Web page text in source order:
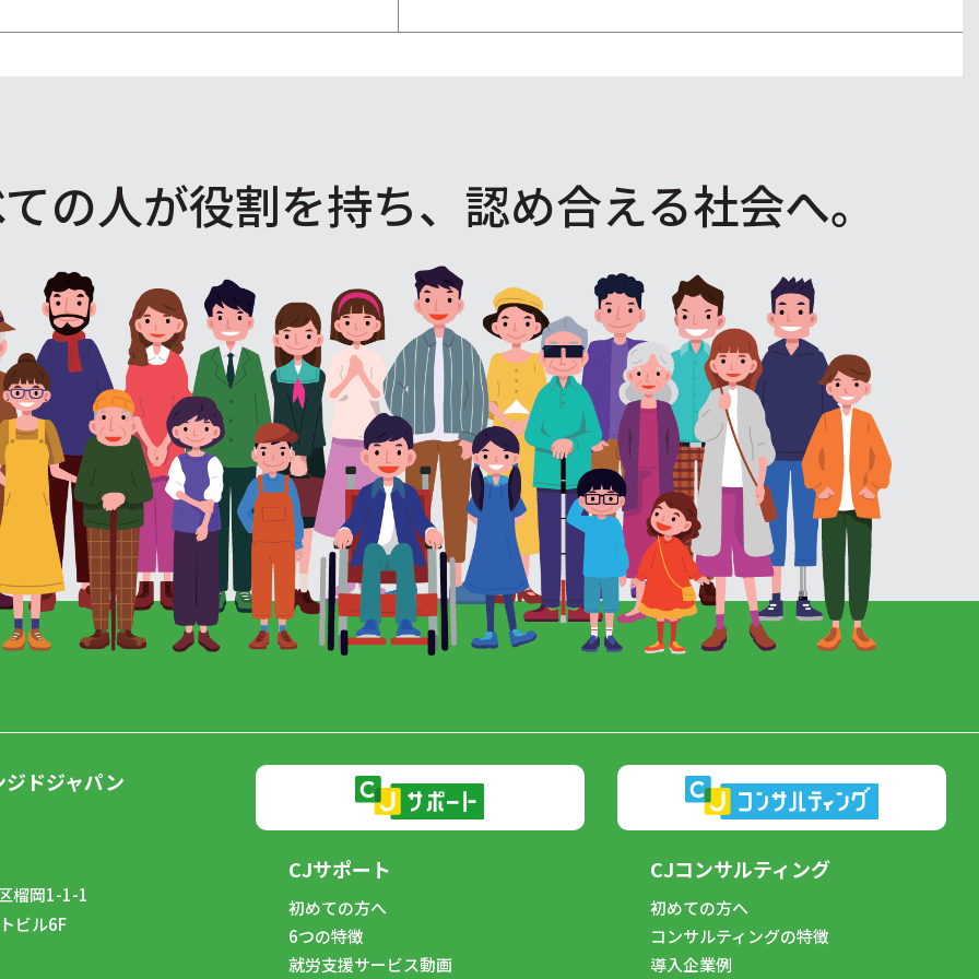
の人が役割を持ち、認め合える社会へ。
ドジャパン
榴岡1-1-1
ビル6F
CJサポート
初めての方へ
6つの特徴
就労支援サービス動画
CJコンサルティング
初めての方へ
コンサルティングの特徴
導入企業例